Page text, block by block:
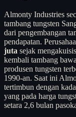
Almonty Industries
tambang tungsten
dari pengembangan
pendapatan.
juta sejak
kembali tambang
produsen tungsten
1990-an. Saat ini
tertimbun dengan
yang pada harga
setara 2,6 bulan